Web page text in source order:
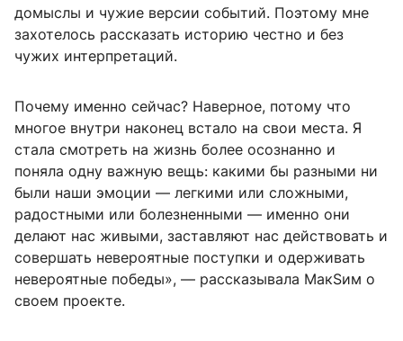
домыслы и чужие версии событий. Поэтому мне
захотелось рассказать историю честно и без
чужих интерпретаций.
Почему именно сейчас? Наверное, потому что
многое внутри наконец встало на свои места. Я
стала смотреть на жизнь более осознанно и
поняла одну важную вещь: какими бы разными ни
были наши эмоции — легкими или сложными,
радостными или болезненными — именно они
делают нас живыми, заставляют нас действовать и
совершать невероятные поступки и одерживать
невероятные победы», — рассказывала МакSим о
своем проекте.